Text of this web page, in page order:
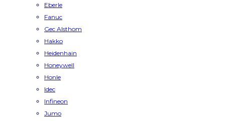
Eberle
Fanuc
Gec Alsthom
Hakko
Heidenhain
Honeywell
Honle
Idec
Infineon
Jumo